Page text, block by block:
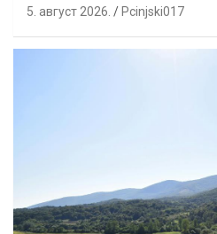
5. август 2026. Pcinjski017